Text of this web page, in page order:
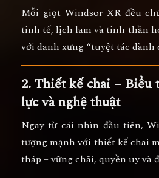
Mỗi giọt Windsor XR đều
tinh tế, lịch lãm và tinh thần
với danh xưng “tuyệt tác dành
2. Thiết kế chai – Biểu
lực và nghệ thuật
Ngay từ cái nhìn đầu tiên,
tượng mạnh với thiết kế chai
tháp – vững chãi, quyền uy và